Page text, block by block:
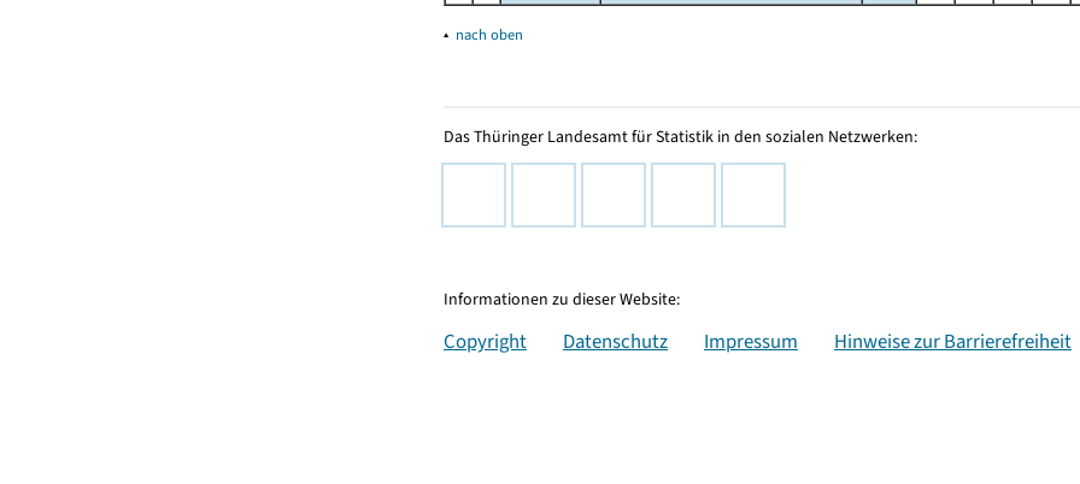
▴ nach oben
Das Thüringer Landesamt für Statistik in den sozialen Netzwerken:
Informationen zu dieser Website:
Copyright Datenschutz Impressum Hinweise zur Barrierefreiheit